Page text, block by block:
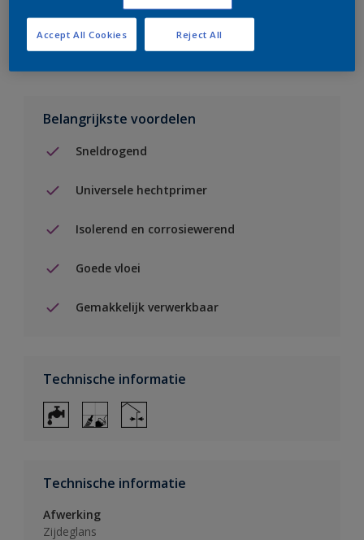
Zie kleur in de Sikkens Visualizer App
Belangrijkste voordelen
Sneldrogend
Universele hechtprimer
Isolerend en corrosiewerend
Goede vloei
Gemakkelijk verwerkbaar
Technische informatie
Technische informatie
Afwerking
Zijdeglans
Reject All
Accept All Cookies